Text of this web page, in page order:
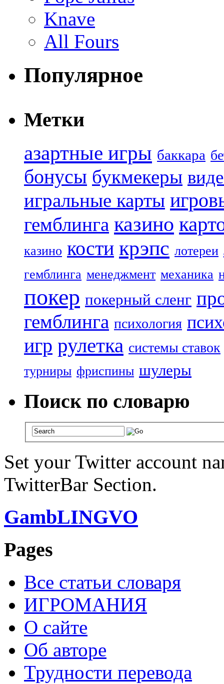
Knave
All Fours
Популярное
Метки
азартные игры баккара
бонусы букмекеры
игральные карты
гемблинга казино
казино кости крэпс лотереи
гемблинга менеджмент механика
покер покерный сленг
гемблинга психология
игр рулетка системы ставок
турниры фриспины шулеры
Поиск по словарю
Set your Twitter account
TwitterBar Section.
GambLINGVO
Pages
Все статьи словаря
ИГРОМАНИЯ
О сайте
Об авторе
Трудности перевода